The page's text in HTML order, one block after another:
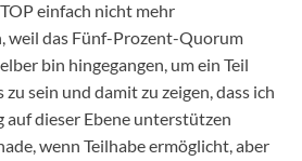
einfach nicht mehr
weil das Fünf-Prozent-Quorum
bin hingegangen, um ein Teil
sein und damit zu zeigen, dass ich
dieser Ebene unterstützen
wenn Teilhabe ermöglicht, aber